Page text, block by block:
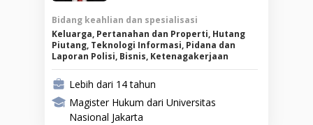
Bidang keahlian dan spesialisasi
Keluarga, Pertanahan dan Properti, Hutang
Piutang, Teknologi Informasi, Pidana dan
Laporan Polisi, Bisnis, Ketenagakerjaan
Lebih dari 14 tahun
Magister Hukum dari Universitas
Nasional Jakarta